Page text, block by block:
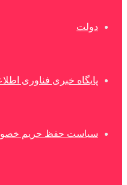
دولت
پایگاه خبری فناوری
سیاست حفظ حریم